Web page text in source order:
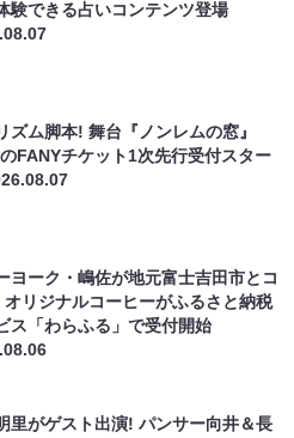
験できる占いコンテンツ登場
ズム脚本! 舞台『ノンレムの窓』
FANYチケット1次先行受付スター
ヨーク・嶋佐が地元富士吉田市とコ
オリジナルコーヒーがふるさと納税
ス「わらふる」で受付開始
里がゲスト出演! パンサー向井＆長